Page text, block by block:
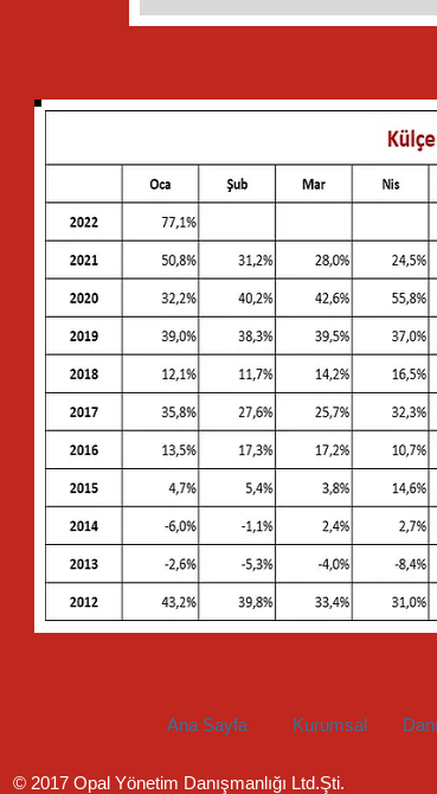
Ana Sayfa Kurumsal
© 2017 Opal Yönetim Danışmanlığı Ltd.Şti.